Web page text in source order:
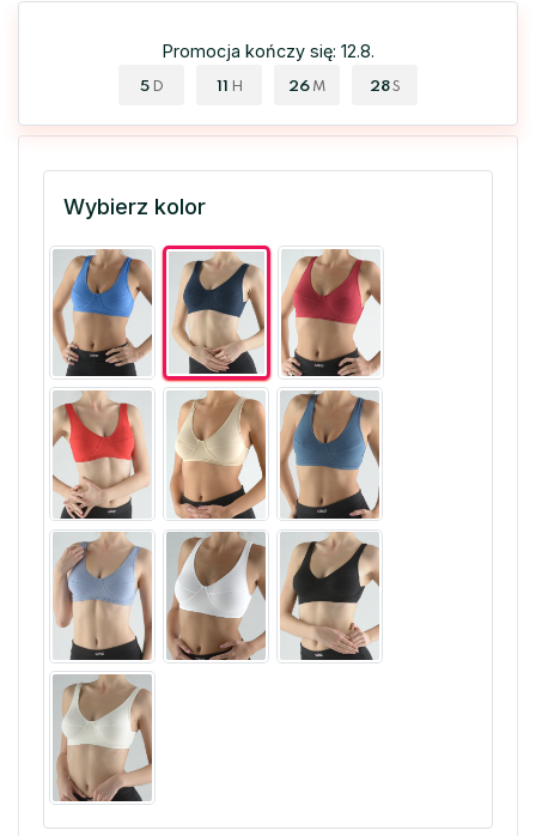
Promocja kończy się: 12.8.
5 D 11 H 26 M 27S
Wybierz kolor